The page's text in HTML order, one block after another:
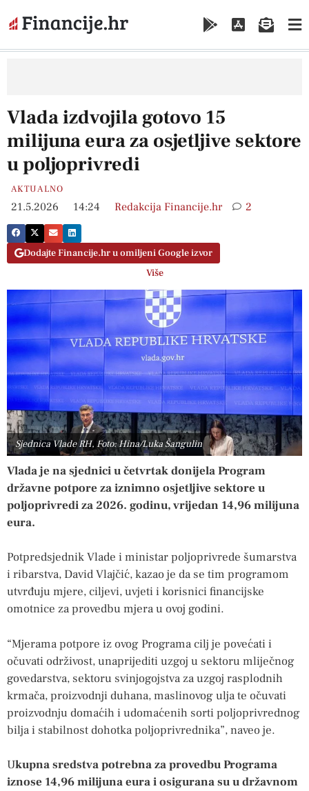
Vlada izdvojila gotovo 15
milijuna eura za osjetljive sektore
u poljoprivredi
AKTUALNO
21.5.2026 14:24 Redakcija Financije.hr 2
Dodajte Financije.hr u omiljeni Google izvor
Više
Sjednica Vlade RH, Foto: Hina/Luka Šangulin
Vlada je na sjednici u četvrtak donijela Program
državne potpore za iznimno osjetljive sektore u
poljoprivredi za 2026. godinu, vrijedan 14,96 milijuna
eura.
Potpredsjednik Vlade i ministar poljoprivrede šumarstva
i ribarstva, David Vlajčić, kazao je da se tim programom
utvrđuju mjere, ciljevi, uvjeti i korisnici financijske
omotnice za provedbu mjera u ovoj godini.
“Mjerama potpore iz ovog Programa cilj je povećati i
očuvati održivost, unaprijediti uzgoj u sektoru mliječnog
govedarstva, sektoru svinjogojstva za uzgoj rasplodnih
krmača, proizvodnji duhana, maslinovog ulja te očuvati
proizvodnju domaćih i udomaćenih sorti poljoprivrednog
bilja i stabilnost dohotka poljoprivrednika”, naveo je.
Ukupna sredstva potrebna za provedbu Programa
iznose 14,96 milijuna eura i osigurana su u državnom